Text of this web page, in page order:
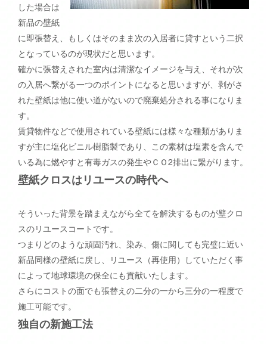
した場合は
新品の壁紙
に即張替え、もしくはそのまま次の入居者に貸すという二択
となっているのが現状だと思います。
確かに張替えされた室内は清潔なイメージを与え、それが次
の入居へ繋がる一つのポイントになると思いますが、剥がさ
れた壁紙は他に使い道がないので廃棄処分される事になりま
す。
賃貸物件などで使用されている壁紙には様々な種類がありま
すが主に塩化ビニル樹脂製であり、この素材は塩素を含んで
いる為に燃やすと有毒ガスの発生やＣＯ2排出に繋がります。
壁紙クロスはリユースの時代へ
そういった背景を踏まえながら全てを解決するものが壁クロ
スのリユースコートです。
つまりどのような頑固汚れ、染み、傷に関しても完璧に近い
新品同様の壁紙に戻し、リユース（再使用）していただく事
によって地球環境の保全にも貢献いたします。
さらにコストの面でも張替えの二分の一から三分の一程度で
施工可能です。
独自の新施工法